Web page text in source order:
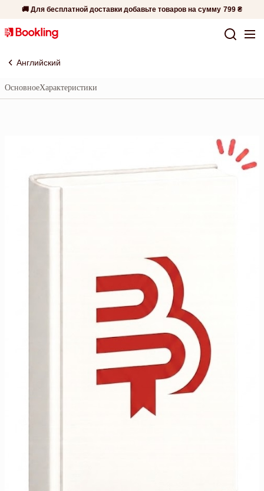
🚚 Для бесплатной доставки добавьте товаров на сумму 799 ₴
Английский
ОсновноеХарактеристики